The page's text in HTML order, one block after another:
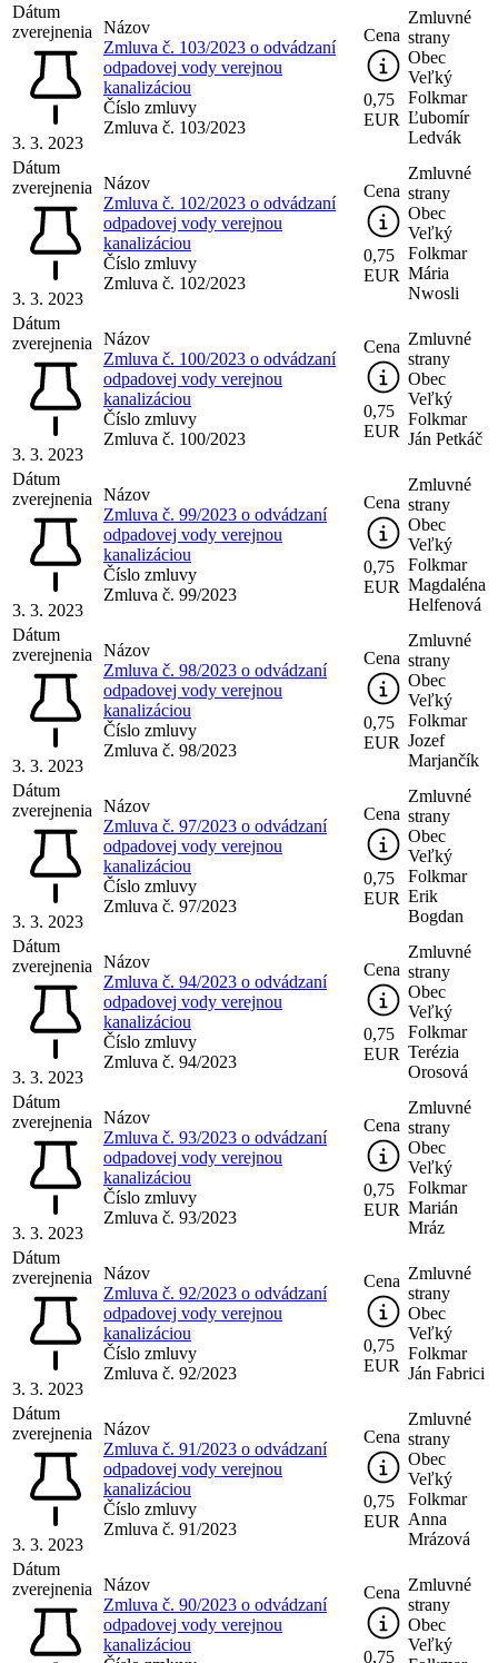
Dátum
zverejnenia
3. 3. 2023
Názov
Zmluva č. 103/2023 o odvádzaní
odpadovej vody verejnou
kanalizáciou
Číslo zmluvy
Zmluva č. 103/2023
Cena
0,75
EUR
Zmluvné
strany
Obec
Veľký
Folkmar
Ľubomír
Ledvák
Dátum
zverejnenia
3. 3. 2023
Názov
Zmluva č. 102/2023 o odvádzaní
odpadovej vody verejnou
kanalizáciou
Číslo zmluvy
Zmluva č. 102/2023
Cena
0,75
EUR
Zmluvné
strany
Obec
Veľký
Folkmar
Mária
Nwosli
Dátum
zverejnenia
3. 3. 2023
Názov
Zmluva č. 100/2023 o odvádzaní
odpadovej vody verejnou
kanalizáciou
Číslo zmluvy
Zmluva č. 100/2023
Cena
0,75
EUR
Zmluvné
strany
Obec
Veľký
Folkmar
Ján Petkáč
Dátum
zverejnenia
3. 3. 2023
Názov
Zmluva č. 99/2023 o odvádzaní
odpadovej vody verejnou
kanalizáciou
Číslo zmluvy
Zmluva č. 99/2023
Cena
0,75
EUR
Zmluvné
strany
Obec
Veľký
Folkmar
Magdaléna
Helfenová
Dátum
zverejnenia
3. 3. 2023
Názov
Zmluva č. 98/2023 o odvádzaní
odpadovej vody verejnou
kanalizáciou
Číslo zmluvy
Zmluva č. 98/2023
Cena
0,75
EUR
Zmluvné
strany
Obec
Veľký
Folkmar
Jozef
Marjančík
Dátum
zverejnenia
3. 3. 2023
Názov
Zmluva č. 97/2023 o odvádzaní
odpadovej vody verejnou
kanalizáciou
Číslo zmluvy
Zmluva č. 97/2023
Cena
0,75
EUR
Zmluvné
strany
Obec
Veľký
Folkmar
Erik
Bogdan
Dátum
zverejnenia
3. 3. 2023
Názov
Zmluva č. 94/2023 o odvádzaní
odpadovej vody verejnou
kanalizáciou
Číslo zmluvy
Zmluva č. 94/2023
Cena
0,75
EUR
Zmluvné
strany
Obec
Veľký
Folkmar
Terézia
Orosová
Dátum
zverejnenia
3. 3. 2023
Názov
Zmluva č. 93/2023 o odvádzaní
odpadovej vody verejnou
kanalizáciou
Číslo zmluvy
Zmluva č. 93/2023
Cena
0,75
EUR
Zmluvné
strany
Obec
Veľký
Folkmar
Marián
Mráz
Dátum
zverejnenia
3. 3. 2023
Názov
Zmluva č. 92/2023 o odvádzaní
odpadovej vody verejnou
kanalizáciou
Číslo zmluvy
Zmluva č. 92/2023
Cena
0,75
EUR
Zmluvné
strany
Obec
Veľký
Folkmar
Ján Fabrici
Dátum
zverejnenia
3. 3. 2023
Názov
Zmluva č. 91/2023 o odvádzaní
odpadovej vody verejnou
kanalizáciou
Číslo zmluvy
Zmluva č. 91/2023
Cena
0,75
EUR
Zmluvné
strany
Obec
Veľký
Folkmar
Anna
Mrázová
Dátum
zverejnenia
Názov
Zmluva č. 90/2023 o odvádzaní
odpadovej vody verejnou
kanalizáciou
Cena
0,75
Zmluvné
strany
Obec
Veľký